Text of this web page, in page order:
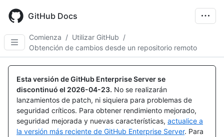
main
content
GitHub Docs
Comienza / Utilizar GitHub /
Obtención de cambios desde un repositorio remoto
Esta versión de GitHub Enterprise Server se
discontinuó el 2026-04-23. No se realizarán
lanzamientos de patch, ni siquiera para problemas de
seguridad críticos. Para obtener rendimiento mejorado,
seguridad mejorada y nuevas características, actualice a
la versión más reciente de GitHub Enterprise Server. Para